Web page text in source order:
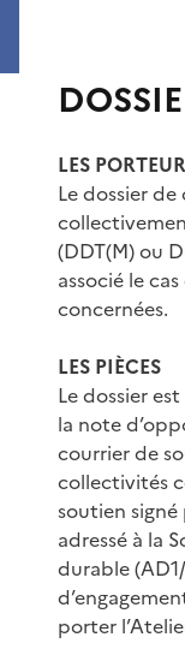
LES
Le dossier
(DDT(M) ou
associé le
concernées.
LES PIÈCES
Le dossier
la note
courrier de
collectivités
soutien
adressé à la
durable
porter